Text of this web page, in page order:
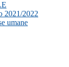
2021/2022
umane